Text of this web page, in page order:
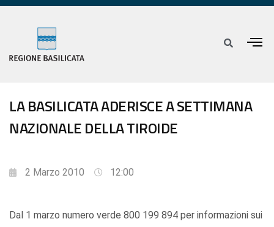
LA BASILICATA ADERISCE A SETTIMANA
NAZIONALE DELLA TIROIDE
2 Marzo 2010 12:00
Dal 1 marzo numero verde 800 199 894 per informazioni sui